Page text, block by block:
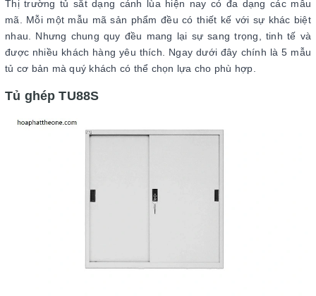
Thị trường tủ sắt dạng cánh lùa hiện nay có đa dạng các mẫu
mã. Mỗi một mẫu mã sản phẩm đều có thiết kế với sự khác biệt
nhau. Nhưng chung quy đều mang lại sự sang trọng, tinh tế và
được nhiều khách hàng yêu thích. Ngay dưới đây chính là 5 mẫu
tủ cơ bản mà quý khách có thể chọn lựa cho phù hợp.
Tủ ghép TU88S